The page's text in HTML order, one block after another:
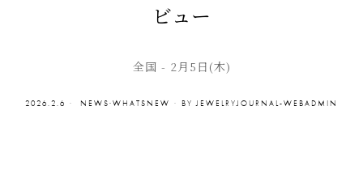
ビュー
全国 - 2月5日(木)
2026.2.6 NEWS·WHATSNEW BY JEWELRYJOURNAL-WEBADMIN